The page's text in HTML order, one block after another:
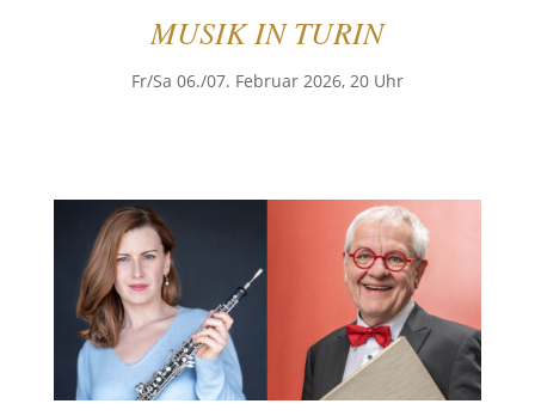
MUSIK IN TURIN
Fr/Sa 06./07. Februar 2026, 20 Uhr